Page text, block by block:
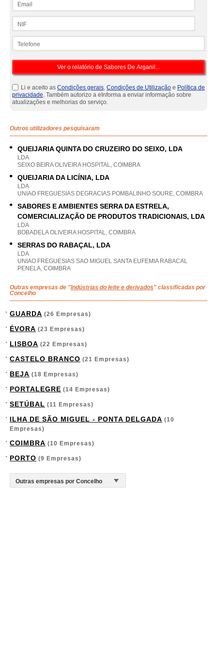
Li e aceito as Condições gerais, Condições de Utilização e Política de
privacidade. Também autorizo a eInforma a enviar informação sobre
atualizações e melhorias do serviço.
Outros utilizadores pesquisaram
QUEIJARIA QUINTA DO CRUZEIRO DO SEIXO, LDA
LDA
SEIXO BEIRA OLIVEIRA HOSPITAL, COIMBRA
QUEIJARIA DA LICÍNIA, LDA
LDA
UNIAO FREGUESIAS DEGRACIAS POMBALINHO SOURE, COIMBRA
SABORES E AMBIENTES SERRA DA ESTRELA,
COMERCIALIZAÇÃO DE PRODUTOS TRADICIONAIS, LDA
LDA
BOBADELA OLIVEIRA HOSPITAL, COIMBRA
SERRAS DO RABAÇAL, LDA
LDA
UNIAO FREGUESIAS SAO MIGUEL SANTA EUFEMIA RABACAL
PENELA, COIMBRA
Outras empresas de "Indústrias do leite e derivados" classificadas por
Concelho
GUARDA (26 Empresas)
ÉVORA (23 Empresas)
LISBOA (22 Empresas)
CASTELO BRANCO (21 Empresas)
BEJA (18 Empresas)
PORTALEGRE (14 Empresas)
SETÚBAL (11 Empresas)
ILHA DE SÃO MIGUEL - PONTA DELGADA (10
Empresas)
COIMBRA (10 Empresas)
PORTO (9 Empresas)